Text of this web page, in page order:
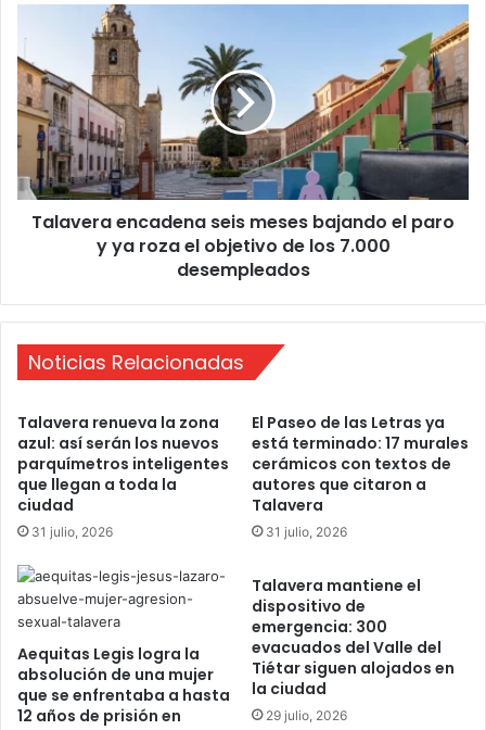
e
:
T
e
n
o
l
e
s
o
r
a
a
l
e
r
v
i
c
i
o
l
a
v
r
a
e
e
s
i
s
m
e
s
e
s
b
a
j
a
n
d
o
Talavera encadena seis meses bajando el paro
y ya roza el objetivo de los 7.000
desempleados
Noticias Relacionadas
Talavera renueva la zona
azul: así serán los nuevos
parquímetros inteligentes
que llegan a toda la
ciudad
31 julio, 2026
El Paseo de las Letras ya
está terminado: 17 murales
cerámicos con textos de
autores que citaron a
Talavera
31 julio, 2026
Aequitas Legis logra la
absolución de una mujer
que se enfrentaba a hasta
12 años de prisión en
Talavera mantiene el
dispositivo de
emergencia: 300
evacuados del Valle del
Tiétar siguen alojados en
la ciudad
29 julio, 2026